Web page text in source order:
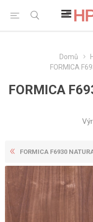
Domů
FORMICA
FORMICA
FORMICA F6930 NATURAL